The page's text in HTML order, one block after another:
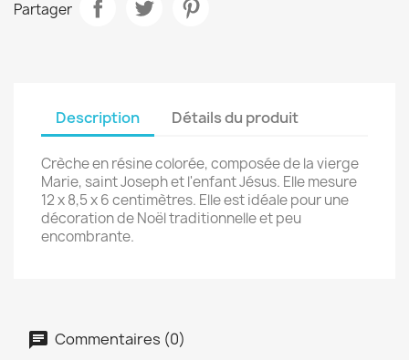
Partager
Description Détails du produit
Crèche en résine colorée, composée de la vierge
Marie, saint Joseph et l'enfant Jésus. Elle mesure
12 x 8,5 x 6 centimètres. Elle est idéale pour une
décoration de Noël traditionnelle et peu
encombrante.
Commentaires (0)